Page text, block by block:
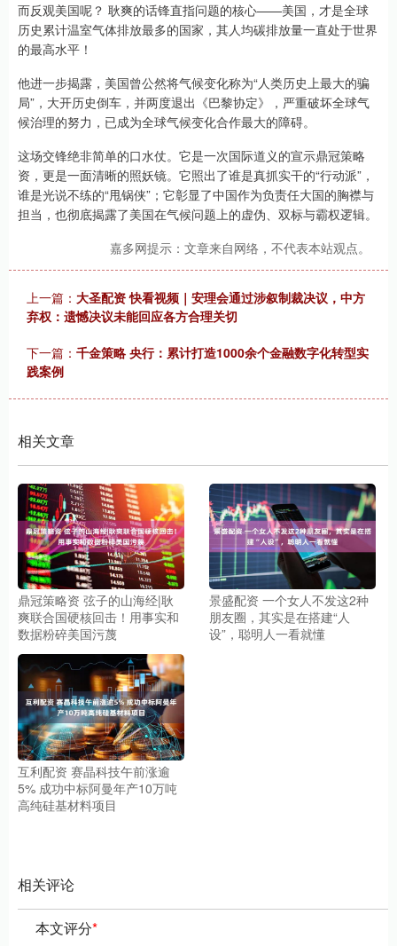
而反观美国呢？ 耿爽的话锋直指问题的核心——美国，才是全球
历史累计温室气体排放最多的国家，其人均碳排放量一直处于世界
的最高水平！
他进一步揭露，美国曾公然将气候变化称为“人类历史上最大的骗
局”，大开历史倒车，并两度退出《巴黎协定》，严重破坏全球气
候治理的努力，已成为全球气候变化合作最大的障碍。
这场交锋绝非简单的口水仗。它是一次国际道义的宣示鼎冠策略
资，更是一面清晰的照妖镜。它照出了谁是真抓实干的“行动派”，
谁是光说不练的“甩锅侠”；它彰显了中国作为负责任大国的胸襟与
担当，也彻底揭露了美国在气候问题上的虚伪、双标与霸权逻辑。
嘉多网提示：文章来自网络，不代表本站观点。
上一篇： 大圣配资 快看视频｜安理会通过涉叙制裁决议，中方
弃权：遗憾决议未能回应各方合理关切
下一篇： 千金策略 央行：累计打造1000余个金融数字化转型实
践案例
相关文章
鼎冠策略资 弦子的山海经|耿
爽联合国硬核回击！用事实和
数据粉碎美国污蔑
景盛配资 一个女人不发这2种
朋友圈，其实是在搭建“人
设”，聪明人一看就懂
互利配资 赛晶科技午前涨逾
5% 成功中标阿曼年产10万吨
高纯硅基材料项目
相关评论
本文评分*